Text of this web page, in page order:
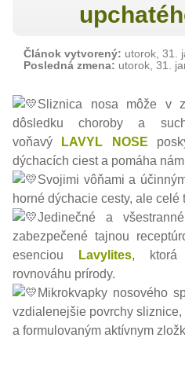
Článok vytvorený: utorok, 31.
Posledná zmena: utorok, 31.
Sliznica nosa môže v
dôsledku choroby a
voňavý
LAVYL NOSE
dýchacích ciest a pomáha
Svojimi vôňami a
horné dýchacie cesty, ale celé
Jedinečné a
zabezpečené tajnou
esenciou
Lavylites, ktorá
rovnováhu prírody.
Mikrokvapky nosového
vzdialenejšie povrchy
a formulovaným aktívnym